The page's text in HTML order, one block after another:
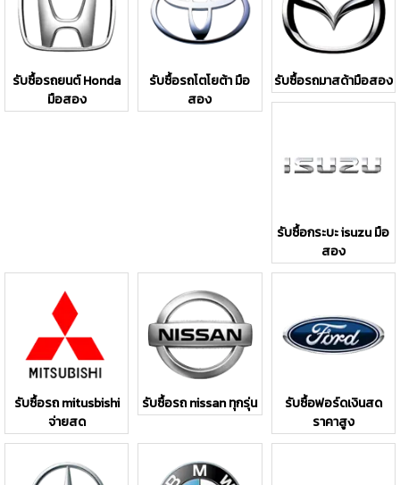
รับซื้อรถยนต์ Honda
มือสอง
รับซื้อรถโตโยต้า มือ
สอง
รับซื้อรถมาสด้ามือสอง
รับซื้อกระบะ isuzu มือ
สอง
รับซื้อรถ mitusbishi
จ่ายสด
รับซื้อรถ nissan ทุกรุ่น
รับซื้อฟอร์ดเงินสด
ราคาสูง